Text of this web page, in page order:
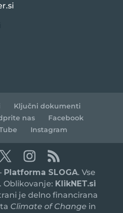
Ključni dokumenti
nas
Facebook
Instagram
Platforma SLOGA. Vse
Oblikovanje: KlikNET.si
je delno financirana
Climate of Change in